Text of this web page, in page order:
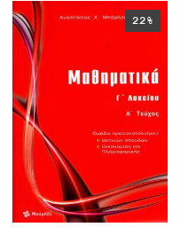
€22.90.
είναι:
€20.60.
22%